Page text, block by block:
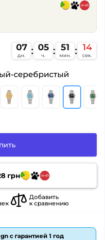
07
дн.
05
ч.
51
мин.
14
сек.
серебристый
грн
Добавить
к сравнению
с гарантией 1 год